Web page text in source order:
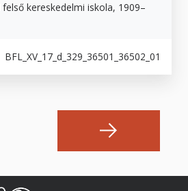
kereskedelmi iskola, 1909–
BFL_XV_17_d_329_36501_36502_01